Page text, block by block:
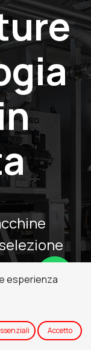
pompe,
e altre
ogni fase
esperienza
Accetto